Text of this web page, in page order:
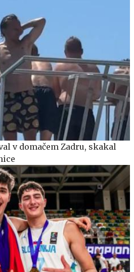
v domačem Zadru, skakal